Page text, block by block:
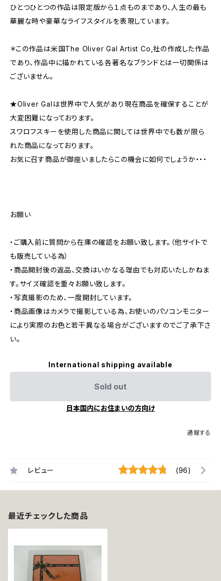
ひとつひとつの作品は限定版から１点ものまであり、人生の最も
華麗な時や豪華なライフスタイルを表現しています。
＊この作品は米国The Oliver Gal Artist Co,社の作成した作品
であり、作品中に描かれている各著名なブランドとは一切関係は
ございません。
★Oliver Galは世界中で人気があり現在商品を確保することが
大変困難になっております。
スワロフスキーを使用した商品に関しては世界中でも数が限ら
れた商品になっております。
お気に召す商品が御座いましたらこの機会に如何でしょうか・・・
お願い
・ご購入前に質問から在庫の確認をお願い致します。（他サイトで
も販売している為）
・商品開封後の返品、交換はいかなる理由でも対応いたしかねま
す。サイズ確認を重々お願い致します。
・写真撮影のため、一度開封しています。
・商品画像はカメラで撮影している為、お使いのパソコンモニター
により実際のお色と若干異なる場合がございますのでご了承下さ
い。
International shipping available
Sold out
日本国内にお住まいの方向け
通報する
レビュー (96)
最近チェックした商品